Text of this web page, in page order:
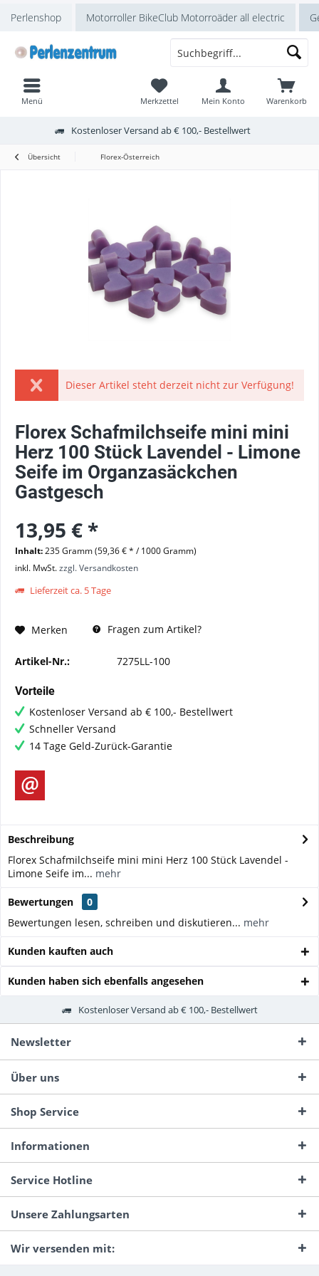
Perlenshop Motorroller BikeClub Motorroäder all electric
Kostenloser Versand ab € 100,- Bestellwert
Warenkorb
Merkzettel Mein Konto
Menü
Übersicht Florex-Österreich
Dieser Artikel steht derzeit nicht zur Verfügung!
Florex Schafmilchseife mini mini
Herz 100 Stück Lavendel - Limone
Seife im Organzasäckchen
Gastgesch
13,95 € *
Inhalt:235 Gramm (59,36 € * / 1000 Gramm)
inkl. MwSt.zzgl. Versandkosten
Lieferzeit ca. 5 Tage
Merken Fragen zum Artikel?
Artikel-Nr.: 7275LL-100
Vorteile
Kostenloser Versand ab € 100,- Bestellwert
Schneller Versand
14 Tage Geld-Zurück-Garantie
Beschreibung
Florex Schafmilchseife mini mini Herz 100 Stück Lavendel -
Limone Seife im... mehr
Bewertungen
0
Bewertungen lesen, schreiben und diskutieren... mehr
Kunden kauften auch
Kunden haben sich ebenfalls angesehen
Kostenloser Versand ab € 100,- Bestellwert
Newsletter
Über uns
Shop Service
Informationen
Service Hotline
Unsere Zahlungsarten
Wir versenden mit: